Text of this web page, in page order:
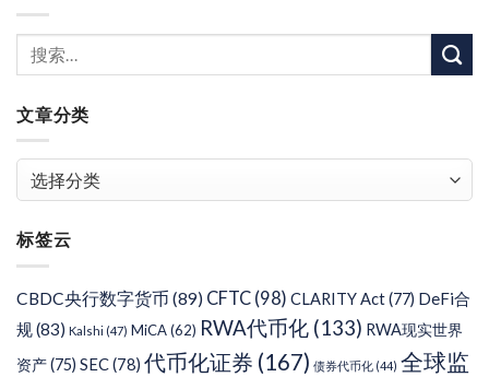
文章分类
类
标签云
CBDC央行数字货币 (89) CFTC (98) CLARITY Act(77) DeFi合
规(83) Kalshi (47) MiCA(62) RWA代币化 (133) RWA现实世界
资产(75) SEC(78) 代币化证券 (167) 债券代币化 (44) 全球监